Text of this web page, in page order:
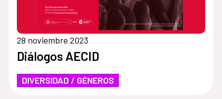
28 noviembre 2023
Diálogos AECID
DIVERSIDAD / GÉNEROS